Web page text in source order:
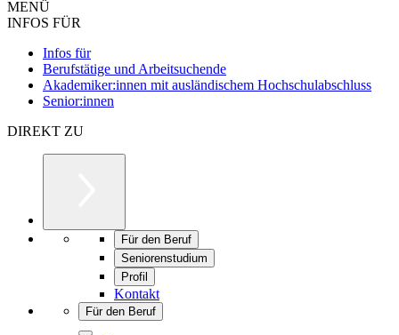
MENÜ
INFOS FÜR
Infos für
Berufstätige und Arbeitsuchende
Akademiker:innen mit ausländischem Hochschulabschluss
Senior:innen
DIREKT ZU
Für den Beruf
Seniorenstudium
Profil
Kontakt
Für den Beruf